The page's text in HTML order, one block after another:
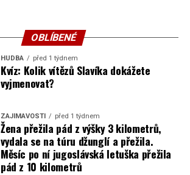
OBLÍBENÉ
HUDBA před 1 týdnem
Kvíz: Kolik vítězů Slavíka dokážete
vyjmenovat?
ZAJÍMAVOSTI před 1 týdnem
Žena přežila pád z výšky 3 kilometrů,
vydala se na túru džunglí a přežila.
Měsíc po ní jugoslávská letuška přežila
pád z 10 kilometrů